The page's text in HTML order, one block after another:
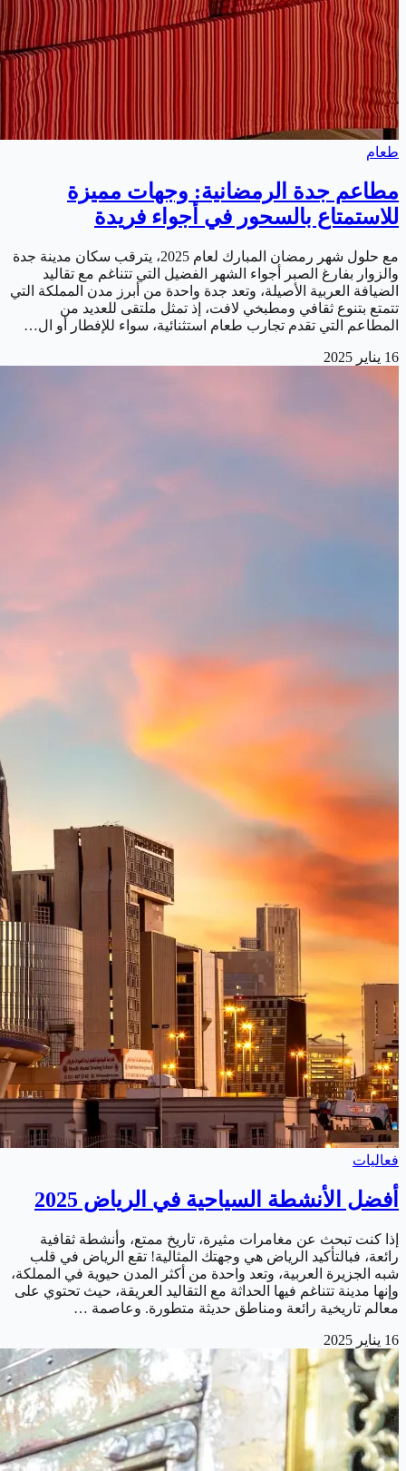
طعام
مطاعم جدة الرمضانية: وجهات مميزة
للاستمتاع بالسحور في أجواء فريدة
مع حلول شهر رمضان المبارك لعام 2025، يترقب سكان مدينة جدة
والزوار بفارغ الصبر أجواء الشهر الفضيل التي تتناغم مع تقاليد
الضيافة العربية الأصيلة، وتعد جدة واحدة من أبرز مدن المملكة التي
تتمتع بتنوع ثقافي ومطبخي لافت، إذ تمثل ملتقى للعديد من
المطاعم التي تقدم تجارب طعام استثنائية، سواء للإفطار أو ال…
16 يناير 2025
فعاليات
أفضل الأنشطة السياحية في الرياض 2025
إذا كنت تبحث عن مغامرات مثيرة، تاريخ ممتع، وأنشطة ثقافية
رائعة، فبالتأكيد الرياض هي وجهتك المثالية! تقع الرياض في قلب
شبه الجزيرة العربية، وتعد واحدة من أكثر المدن حيوية في المملكة،
وإنها مدينة تتناغم فيها الحداثة مع التقاليد العريقة، حيث تحتوي على
معالم تاريخية رائعة ومناطق حديثة متطورة. وعاصمة …
16 يناير 2025